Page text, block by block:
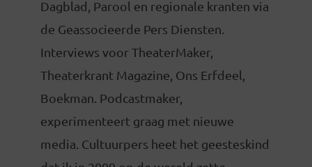
Dagblad, Parool en regionale kranten via
de Geassocieerde Pers Diensten.
Interviews voor TheaterMaker,
Theaterkrant Magazine, Ons Erfdeel,
Boekman. Podcastmaker,
experimenteert graag met nieuwe
media. Cultuurpers heet het geesteskind